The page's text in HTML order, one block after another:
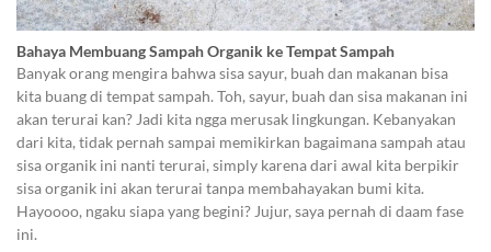
Bahaya Membuang Sampah Organik ke Tempat Sampah
Banyak orang mengira bahwa sisa sayur, buah dan makanan bisa
kita buang di tempat sampah. Toh, sayur, buah dan sisa makanan ini
akan terurai kan? Jadi kita ngga merusak lingkungan. Kebanyakan
dari kita, tidak pernah sampai memikirkan bagaimana sampah atau
sisa organik ini nanti terurai, simply karena dari awal kita berpikir
sisa organik ini akan terurai tanpa membahayakan bumi kita.
Hayoooo, ngaku siapa yang begini? Jujur, saya pernah di daam fase
ini.